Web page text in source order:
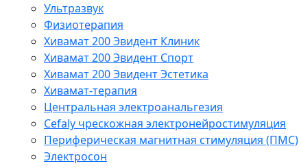
Ультразвук
Физиотерапия
Хивамат 200 Эвидент Клиник
Хивамат 200 Эвидент Спорт
Хивамат 200 Эвидент Эстетика
Хивамат-терапия
Центральная электроанальгезия
Cefaly чреcкожная электронейростимуляция
Периферическая магнитная стимуляция (ПМС)
Электросон